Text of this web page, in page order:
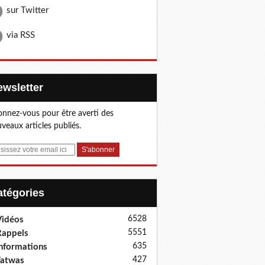
sur Twitter
via RSS
vous pour être averti des
articles publiés.
6528
5551
635
427